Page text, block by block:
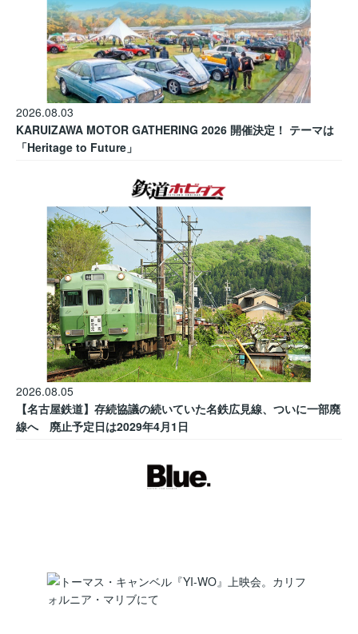
2026.08.03
KARUIZAWA MOTOR GATHERING 2026 開催決定！ テーマは
「Heritage to Future」
2026.08.05
【名古屋鉄道】存続協議の続いていた名鉄広見線、ついに一部廃
線へ 廃止予定日は2029年4月1日